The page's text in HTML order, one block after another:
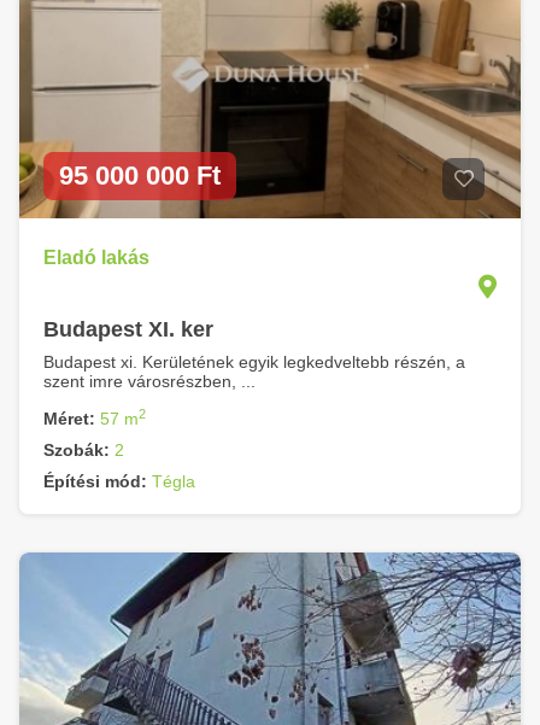
95 000 000 Ft
Eladó lakás
Budapest XI. ker
Budapest xi. Kerületének egyik legkedveltebb részén, a
szent imre városrészben, ...
Méret: 57 m2
Szobák: 2
Építési mód: Tégla